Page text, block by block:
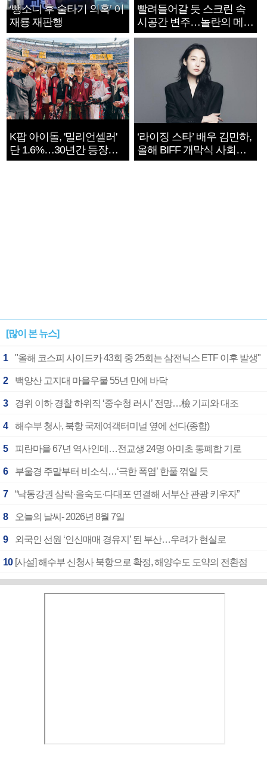
‘뺑소니 후 술타기 의혹’ 이
재룡 재판행
빨려들어갈 듯 스크린 속
시공간 변주…놀란의 메시
지는 ‘전쟁 속죄’
K팝 아이돌, '밀리언셀러'
단 1.6%…30년간 등장
1182개팀 전수조사
‘라이징 스타’ 배우 김민하,
올해 BIFF 개막식 사회자
확정
[많이 본 뉴스]
1 "올해 코스피 사이드카 43회 중 25회는 삼전닉스 ETF 이후 발생"
2 백양산 고지대 마을우물 55년 만에 바닥
3 경위 이하 경찰 하위직 ‘중수청 러시’ 전망…檢 기피와 대조
4 해수부 청사, 북항 국제여객터미널 옆에 선다(종합)
5 피란마을 67년 역사인데…전교생 24명 아미초 통폐합 기로
6 부울경 주말부터 비소식…‘극한 폭염’ 한풀 꺾일 듯
7 “낙동강권 삼락·을숙도·다대포 연결해 서부산 관광 키우자”
8 오늘의 날씨- 2026년 8월 7일
9 외국인 선원 ‘인신매매 경유지’ 된 부산…우려가 현실로
10 [사설] 해수부 신청사 북항으로 확정, 해양수도 도약의 전환점